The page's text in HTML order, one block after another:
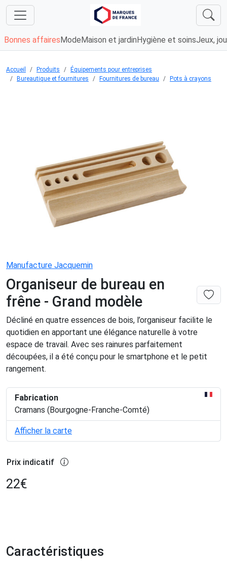
Bonnes affaires Mode Maison et jardin Hygiène et soinsJeux,
Accueil Produits
Équipements pour entreprises
Bureautique et fournitures
Fournitures de bureau Pots à crayons
Manufacture Jacquemin
Organiseur de bureau en
frêne - Grand modèle
Décliné en quatre essences de bois, l’organiseur facilite le
quotidien en apportant une élégance naturelle à votre
espace de travail. Avec ses rainures parfaitement
découpées, il a été conçu pour le smartphone et le petit
rangement.
Fabrication
Cramans (Bourgogne-Franche-Comté)
Afficher la carte
Prix indicatif
22€
Caractéristiques